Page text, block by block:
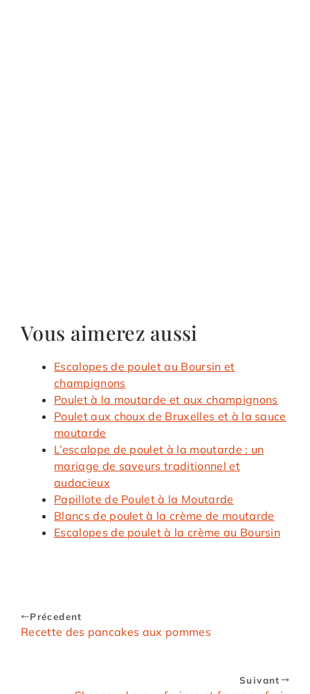
Vous aimerez aussi
Escalopes de poulet au Boursin et
champignons
Poulet à la moutarde et aux champignons
Poulet aux choux de Bruxelles et à la sauce
moutarde
L’escalope de poulet à la moutarde : un
mariage de saveurs traditionnel et
audacieux
Papillote de Poulet à la Moutarde
Blancs de poulet à la crème de moutarde
Escalopes de poulet à la crème au Boursin
Précedent
Recette des pancakes aux pommes
Suivant